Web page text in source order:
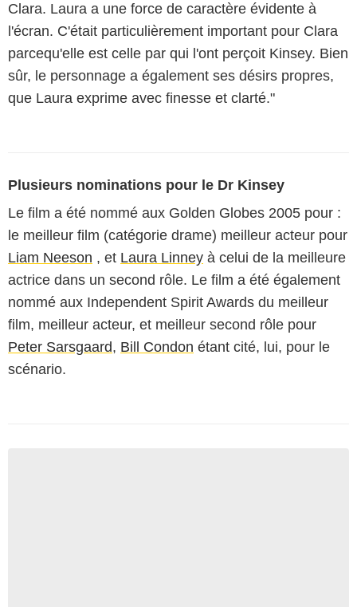
Clara. Laura a une force de caractère évidente à
l'écran. C'était particulièrement important pour Clara
parcequ'elle est celle par qui l'ont perçoit Kinsey. Bien
sûr, le personnage a également ses désirs propres,
que Laura exprime avec finesse et clarté."
Plusieurs nominations pour le Dr Kinsey
Le film a été nommé aux Golden Globes 2005 pour :
le meilleur film (catégorie drame) meilleur acteur pour
Liam Neeson , et Laura Linney à celui de la meilleure
actrice dans un second rôle. Le film a été également
nommé aux Independent Spirit Awards du meilleur
film, meilleur acteur, et meilleur second rôle pour
Peter Sarsgaard, Bill Condon étant cité, lui, pour le
scénario.